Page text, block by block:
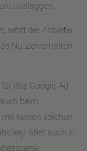
ausloggen.
setzt der Anbieter
Nutzerverhalten
das Google-Ad-
beim
keinen solchen
legt aber auch in